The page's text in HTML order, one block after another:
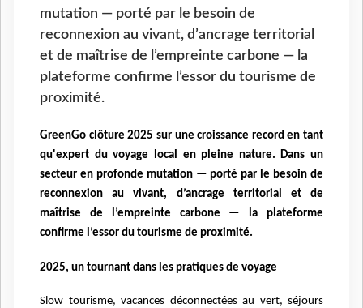
mutation — porté par le besoin de
reconnexion au vivant, d’ancrage territorial
et de maîtrise de l’empreinte carbone — la
plateforme confirme l’essor du tourisme de
proximité.
GreenGo clôture 2025 sur une croissance record en tant
qu'expert du voyage local en pleine nature. Dans un
secteur en profonde mutation — porté par le besoin de
reconnexion au vivant, d’ancrage territorial et de
maîtrise de l’empreinte carbone — la plateforme
confirme l’essor du tourisme de proximité.
2025, un tournant dans les pratiques de voyage
Slow tourisme, vacances déconnectées au vert, séjours